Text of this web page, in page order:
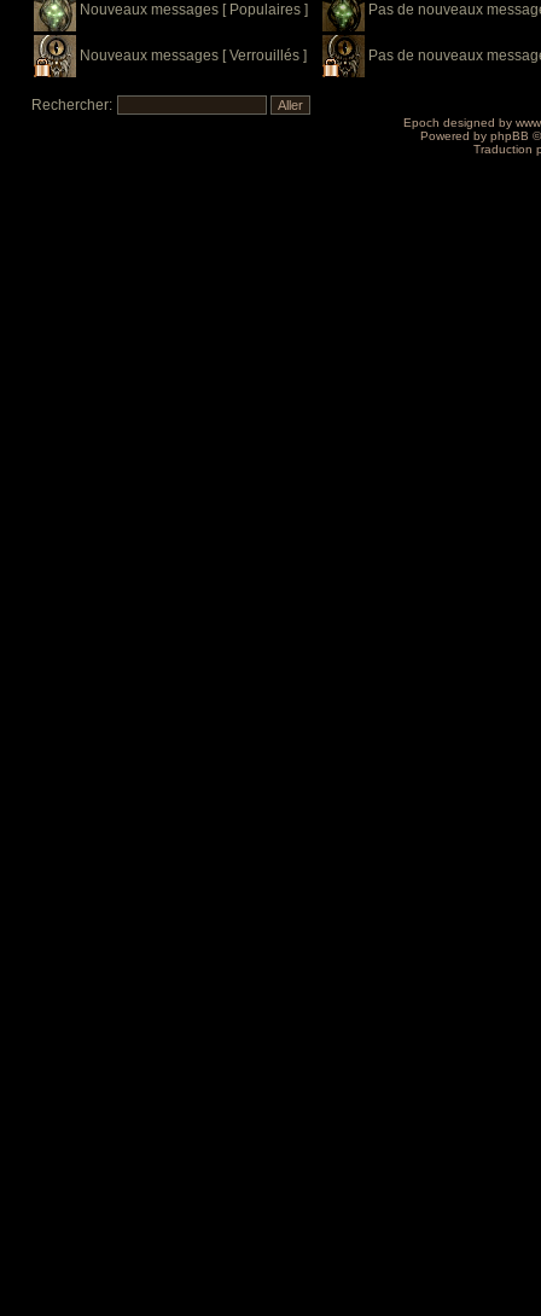
Nouveaux messages [ Populaires ] Pas de nouveaux
Nouveaux messages [ Verrouillés ] Pas de nouveaux
Rechercher:
Epoch designed by
Powered by phpBB
Traduction